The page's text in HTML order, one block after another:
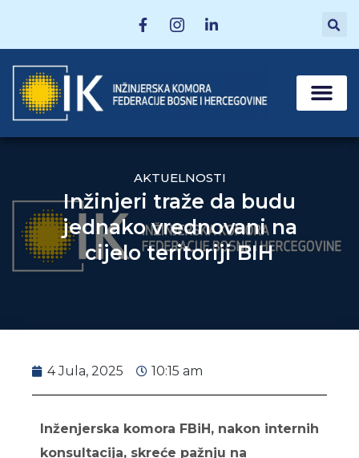
AKTUELNOSTI
Inžinjeri traže da budu
jednako vrednovani na
cijelo teritoriji BIH
4 Jula, 2025 10:15 am
Inženjerska komora FBiH, nakon internih
konsultacija, skreće pažnju na